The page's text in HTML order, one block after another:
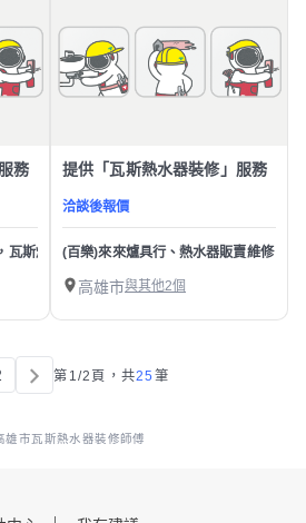
務
瓦斯爐維修，洛克叔叔，冷氣維修，空調維修，
提供「瓦斯熱水器裝修」服務
洽談後報價
(百樂)來來爐具行、熱水器販賣維修、
高雄市與其他2個
第1/2頁， 共25 筆
雄市瓦斯熱水器裝修師傅